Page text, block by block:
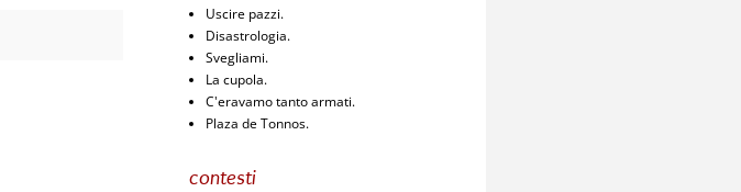
Uscire pazzi.
Disastrologia.
Svegliami.
La cupola.
C'eravamo tanto armati.
Plaza de Tonnos.
contesti